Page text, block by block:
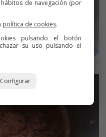
de navegación (por
política de cookies.
pulsando el botón
su uso pulsando el
Configurar